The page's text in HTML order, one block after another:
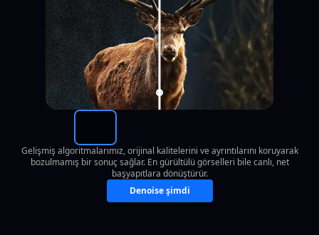
Gelişmiş algoritmalarımız, orijinal kalitelerini ve ayrıntılarını koruyarak
bozulmamış bir sonuç sağlar. En gürültülü görselleri bile canlı, net
başyapıtlara dönüştürür.
Denoise şimdi